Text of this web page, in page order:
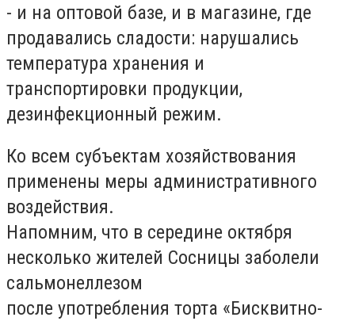
- и на оптовой базе, и в магазине, где
продавались сладости: нарушались
температура хранения и
транспортировки продукции,
дезинфекционный режим.
Ко всем субъектам хозяйствования
применены меры административного
воздействия.
Напомним, что в середине октября
несколько жителей Сосницы заболели
сальмонеллезом
после употребления торта «Бисквитно-